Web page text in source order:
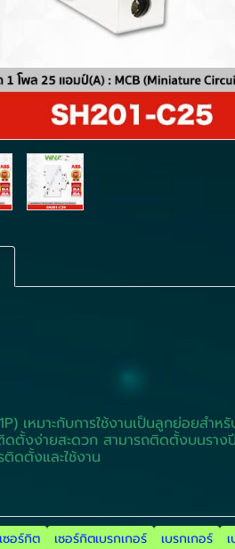
เหมาะกับการใช้งานเป็นลูกย่อยส
ตั้งง่ายสะดวก สามารถติดตั้งบนรางปี
ดตั้งและใช้งาน
ซอร์กิต เซอร์กิตเบรกเกอร์ เบรกเกอร์